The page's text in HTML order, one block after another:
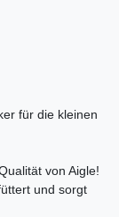
für die kleinen
von Aigle!
und sorgt